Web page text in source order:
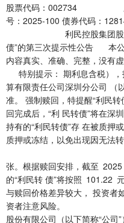
股票代码：002734
号：2025-100 债券代码
利民控股集团股份有
债”的第三次提示性公告 本公
内容真实、准确、完整，没有
特别提示： 期利息含税），
算有限责任公司深圳分公司 （
准。 强制赎回，特提醒“利民
回完成后，“利 民转债”将在深
持有的“利民转债”存 在被质押
质押或冻结，以免出现因无法
“利民转债”收
张。根据赎回安排，截至
的“利民转 债”将按照 101.22
与赎回价格差异较大， 投资者
资者注意风险
股份有限公司（以下简称“公